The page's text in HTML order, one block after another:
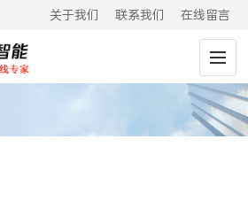
关于我们 联系我们 在线留言